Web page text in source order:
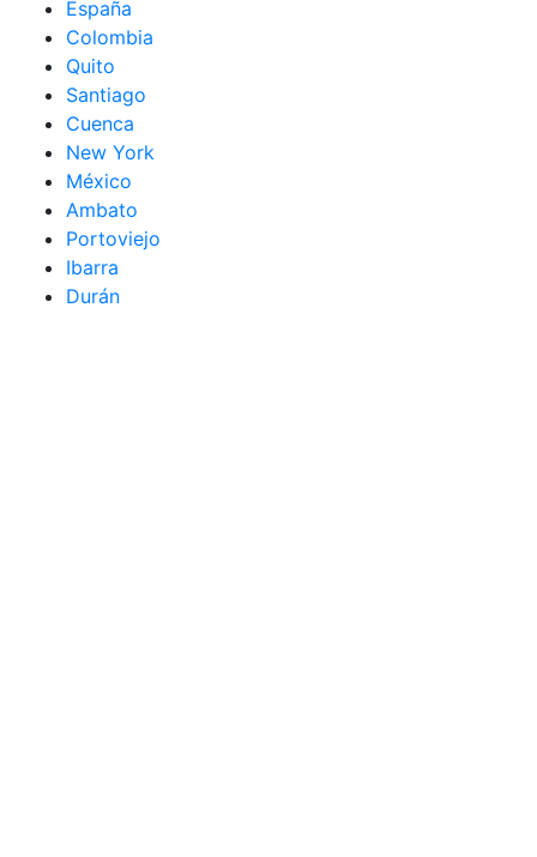
España
Colombia
Quito
Santiago
Cuenca
New York
México
Ambato
Portoviejo
Ibarra
Durán